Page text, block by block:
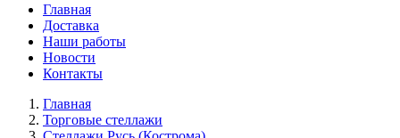
Главная
Доставка
Наши работы
Новости
Контакты
Главная
Торговые стеллажи